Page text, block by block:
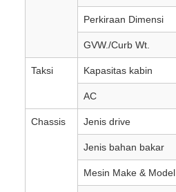
Perkiraan Dimensi
GVW./Curb Wt.
Taksi Kapasitas kabin
AC
Chassis Jenis drive
Jenis bahan bakar
Mesin Make & Model